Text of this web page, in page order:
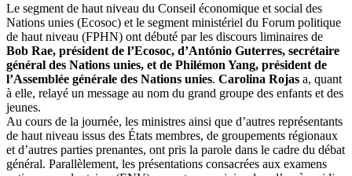
Le segment de haut niveau du Conseil économique et social des
Nations unies (Ecosoc) et le segment ministériel du Forum politique
de haut niveau (FPHN) ont débuté par les discours liminaires de
Bob Rae, président de l’Ecosoc, d’António Guterres, secrétaire
général des Nations unies, et de Philémon Yang, président de
l’Assemblée générale des Nations unies. Carolina Rojas a, quant
à elle, relayé un message au nom du grand groupe des enfants et des
jeunes.
Au cours de la journée, les ministres ainsi que d’autres représentants
de haut niveau issus des États membres, de groupements régionaux
et d’autres parties prenantes, ont pris la parole dans le cadre du débat
général. Parallèlement, les présentations consacrées aux examens